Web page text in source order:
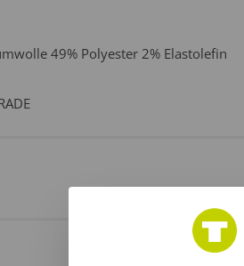
49% Polyester 2% Elastolefin